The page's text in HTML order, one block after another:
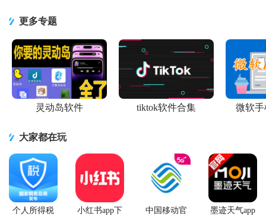
更多专题
灵动岛软件 tiktok软件合集 微软手
大家都在玩
个人所得税
小红书app下
中国移动官
墨迹天气app